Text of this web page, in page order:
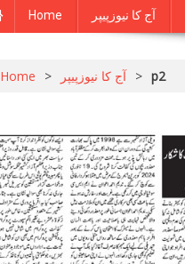
Home آج کا نیوزپیپر
Home > آج کا نیوزپیپر > p2